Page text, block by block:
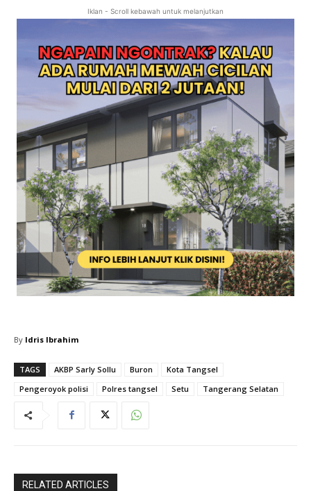
Iklan - Scroll kebawah untuk melanjutkan
By Idris Ibrahim
TAGS AKBP Sarly Sollu Buron
Kota Tangsel
Pengeroyok polisi
Polres tangsel Setu Tangerang Selatan
RELATED ARTICLES